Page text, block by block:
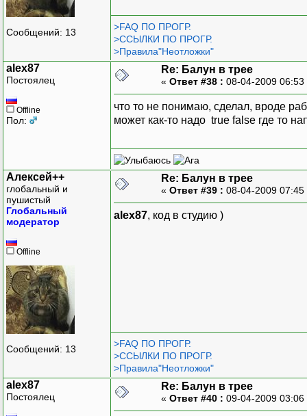
Сообщений: 13
>FAQ ПО ПРОГР.
>ССЫЛКИ ПО ПРОГР.
>Правила"Неотложки"
alex87
Постоялец
Offline
Пол:
Re: Балун в трее
« Ответ #38 : 08-04-2009
что то не понимаю, сделал, вроде
может как-то надо true false где то
Алексей++
глобальный и
пушистый
Глобальный
модератор
Offline
Сообщений: 13
Re: Балун в трее
« Ответ #39 : 08-04-2009
alex87, код в студию )
>FAQ ПО ПРОГР.
>ССЫЛКИ ПО ПРОГР.
>Правила"Неотложки"
alex87
Постоялец
Re: Балун в трее
« Ответ #40 : 09-04-2009